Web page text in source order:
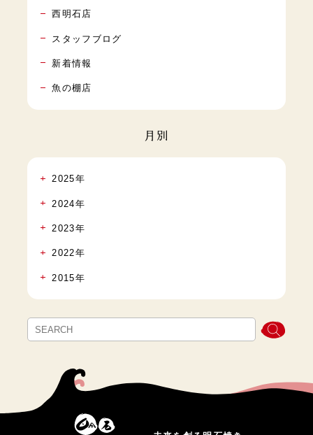
西明石店
スタッフブログ
新着情報
魚の棚店
月別
2025年
2024年
2023年
2022年
2015年